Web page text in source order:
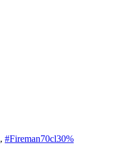
, #Fireman70cl30%